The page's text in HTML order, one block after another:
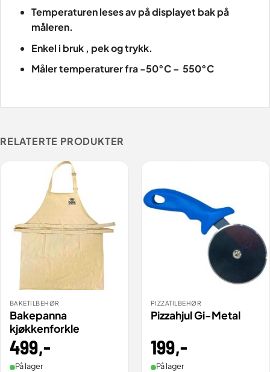
Temperaturen leses av på displayet bak på
måleren.
Enkel i bruk , pek og trykk.
Måler temperaturer fra -50°C – 550°C
RELATERTE PRODUKTER
BAKETILBEHØR
Bakepanna
kjøkkenforkle
499,-
På lager
PIZZATILBEHØR
Pizzahjul Gi-Metal
199,-
På lager